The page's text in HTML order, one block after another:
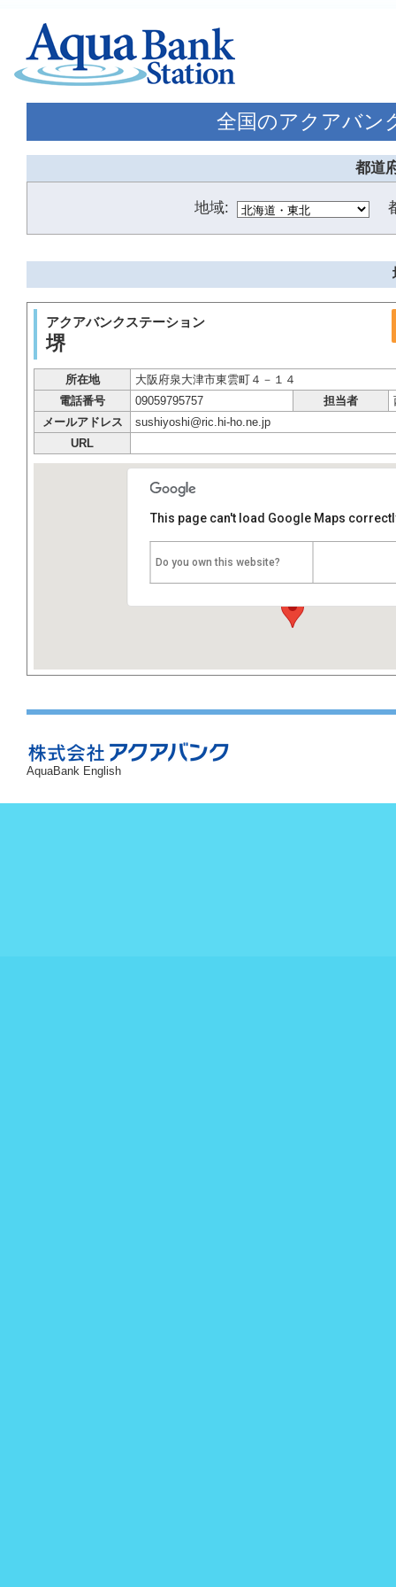
全国のアクアバン
都道
地域:
アクアバンクステーション
堺
所在地
大阪府泉大津市東雲町４－１４
電話番号
09059795757 担当者
メールアドレス
sushiyoshi@ric.hi-ho.ne.jp
URL
This page can't load Google Maps
Do you own this website?
AquaBank English